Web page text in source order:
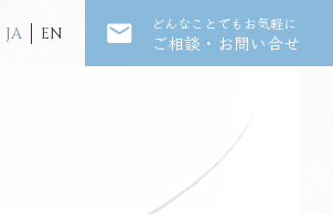
JA EN
どんなことでもお気軽に
ご相談・お問い合せ